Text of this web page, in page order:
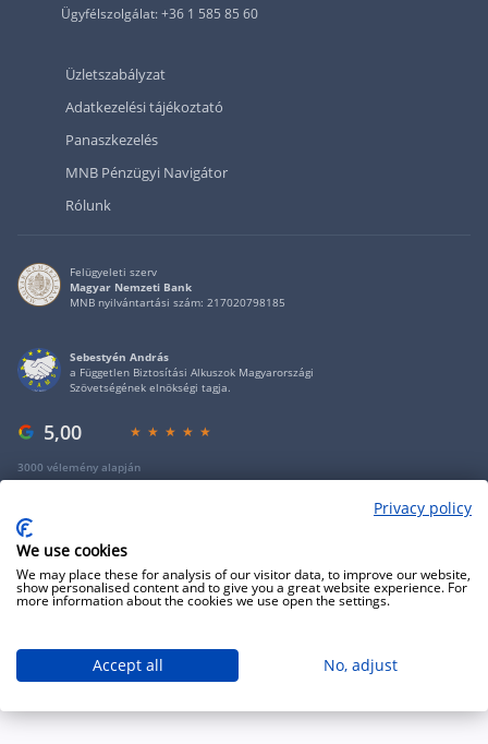
Ügyfélszolgálat: +36 1 585 85 60
Üzletszabályzat
Adatkezelési tájékoztató
Panaszkezelés
MNB Pénzügyi Navigátor
Rólunk
Felügyeleti szerv
Magyar Nemzeti Bank
MNB nyilvántartási szám: 217020798185
Sebestyén András
a Független Biztosítási Alkuszok Magyarországi
Szövetségének elnökségi tagja.
5,00
3000 vélemény alapján
Privacy policy
We use cookies
We may place these for analysis of our visitor data, to improve our website,
show personalised content and to give you a great website experience. For
more information about the cookies we use open the settings.
Accept all No, adjust